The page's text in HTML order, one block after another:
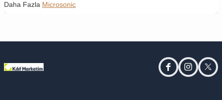
Daha Fazla Microsonic
facebookinstagram